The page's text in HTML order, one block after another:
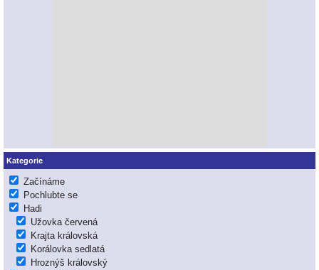
Kategorie
Začínáme
Pochlubte se
Hadi
Užovka červená
Krajta královská
Korálovka sedlatá
Hroznýš královský